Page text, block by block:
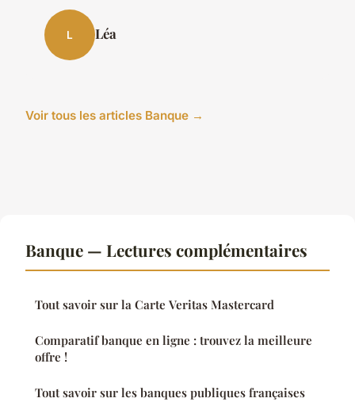
L Léa
Voir tous les articles Banque →
Banque — Lectures complémentaires
Tout savoir sur la Carte Veritas Mastercard
Comparatif banque en ligne : trouvez la meilleure
offre !
Tout savoir sur les banques publiques françaises